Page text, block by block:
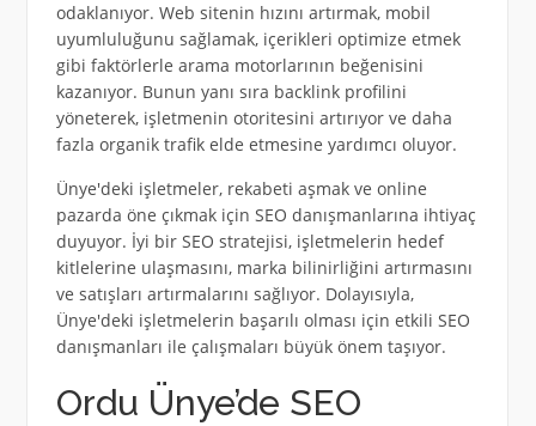
odaklanıyor. Web sitenin hızını artırmak, mobil
uyumluluğunu sağlamak, içerikleri optimize etmek
gibi faktörlerle arama motorlarının beğenisini
kazanıyor. Bunun yanı sıra backlink profilini
yöneterek, işletmenin otoritesini artırıyor ve daha
fazla organik trafik elde etmesine yardımcı oluyor.
Ünye'deki işletmeler, rekabeti aşmak ve online
pazarda öne çıkmak için SEO danışmanlarına ihtiyaç
duyuyor. İyi bir SEO stratejisi, işletmelerin hedef
kitlelerine ulaşmasını, marka bilinirliğini artırmasını
ve satışları artırmalarını sağlıyor. Dolayısıyla,
Ünye'deki işletmelerin başarılı olması için etkili SEO
danışmanları ile çalışmaları büyük önem taşıyor.
Ordu Ünye’de SEO